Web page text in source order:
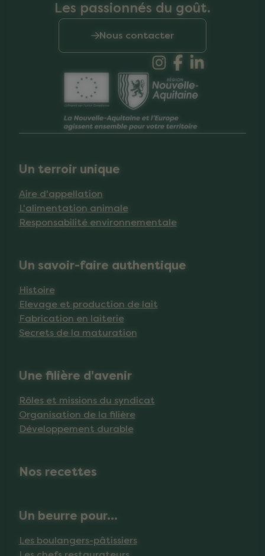
Les passionnés du goût.
Nous contacter
Un terroir unique
Aire d'appellation
L'alimentation animale
Responsabilité environnementale
Un savoir-faire authentique
Histoire
Elevage et production de lait
Fabrication en laiterie
Secrets de la maturation
Une filière d'avenir
Rôles et missions du syndicat
Organisation de la filière
Développement durable
Nos recettes
Un beurre pour...
Les boulangers-pâtissiers